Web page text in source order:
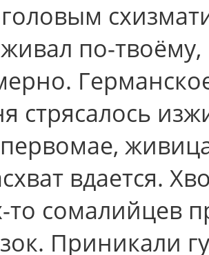
по-
стрясалось
вдается.
то сомалийцев
Приникали